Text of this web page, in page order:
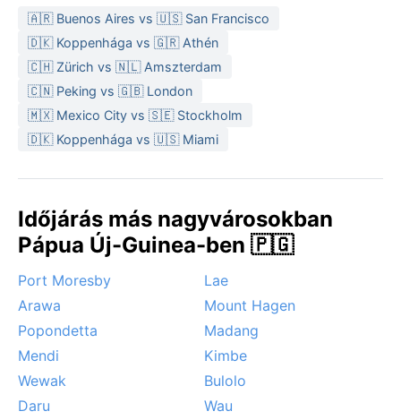
A legkedvezőbb időszak az utazásra május és október
közé esik, amikor valamivel kevesebb az eső és több
a napsütés. A felföldi köd szinte mindennapos
látvány, különösen hajnalban, ami misztikus
hangulatot kölcsönöz a tájnak. Trópusi ciklonok ritkán
érik el ezt a magas régiót, a monszun hatása is
hiszen itt az esőerdő sosem pihen.
🇦🇷 Buenos Aires vs 🇺🇸 San Francisco
🇩🇰 Koppenhága vs 🇬🇷 Athén
🇨🇭 Zürich vs 🇳🇱 Amszterdam
🇨🇳 Peking vs 🇬🇧 London
🇲🇽 Mexico City vs 🇸🇪 Stockholm
🇩🇰 Koppenhága vs 🇺🇸 Miami
Időjárás más nagyvárosokban
Pápua Új-Guinea-ben 🇵🇬
Port Moresby
Lae
Arawa
Mount Hagen
Popondetta
Madang
Mendi
Kimbe
Wewak
Bulolo
Daru
Wau